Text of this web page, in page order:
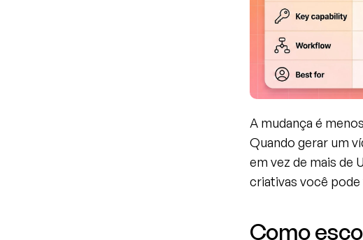
A mudança é
Quando gerar um
em vez de mais de
criativas você pode
Como